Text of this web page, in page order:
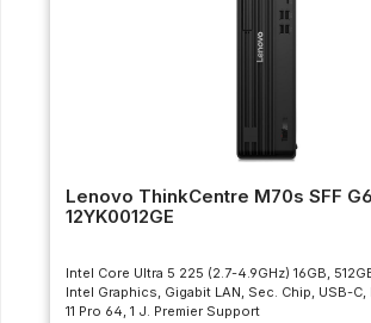
Lenovo ThinkCentre M70s SFF G6
12YK0012GE
Intel Core Ultra 5 225 (2.7-4.9GHz) 16GB,
Intel Graphics, Gigabit LAN, Sec. Chip, USB-C,
11 Pro 64, 1 J. Premier Support